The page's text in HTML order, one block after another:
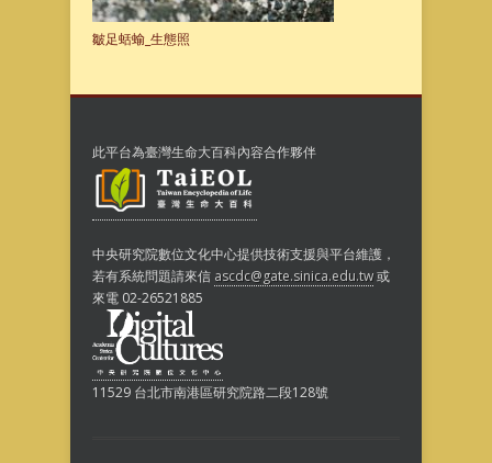
皺足蛞蝓_生態照
此平台為臺灣生命大百科內容合作夥伴
中央研究院數位文化中心提供技術支援與平台維護，
若有系統問題請來信 ascdc@gate.sinica.edu.tw或
來電 02-26521885
11529 台北市南港區研究院路二段128號